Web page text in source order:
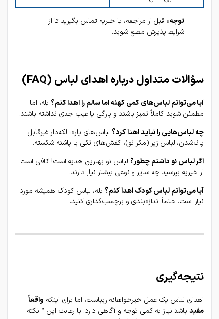
توجه: قبل از مراجعه، با خیریه تماس بگیرید تا از
شرایط پذیرش مطلع شوید.
سؤالات متداول درباره اهدای لباس (FAQ)
آیا می‌توانم لباس‌های کمی کهنه اما سالم را اهدا کنم؟
بله، اما
مطمئن شوید کاملاً تمیز باشند و پارگی یا عیب جدی نداشته باشند.
چه لباس‌هایی را نباید اهدا کرد؟
لباس‌های پاره، لکه‌دار غیرقابل
پاک‌شدن، لباس زیر (مگر نو)، کفش‌های تکی یا پاشنه شکسته.
اگر لباس نو داشتم چطور؟ لباس نو بهترین هدیه است! کافی است
از خیریه بپرسید چه سایز و نوعی بیشتر نیاز دارند.
آیا می‌توانم لباس کودک اهدا کنم؟
بله، لباس کودک همیشه مورد
نیاز است. حتماً اندازه‌بندی و برچسب‌گذاری کنید.
نتیجه‌گیری
اهدای لباس یک عمل خیرخواهانه زیباست، اما برای اینکه واقعاً
مفید
باشد نیاز به کمی توجه و آگاهی دارد. با رعایت این ۹ نکته